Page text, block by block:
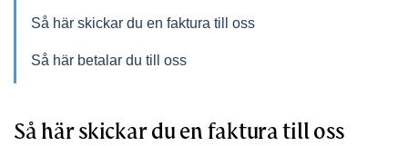
Så här skickar du en faktura till oss
Så här betalar du till oss
Så här skickar du en faktura till oss